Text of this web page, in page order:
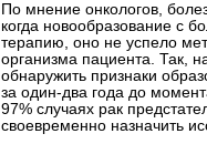
По мнение онкологов,
когда новообразование с
терапию, оно не успело
организма пациента. Так,
обнаружить признаки
за один-два года до
97% случаях рак
своевременно назначить